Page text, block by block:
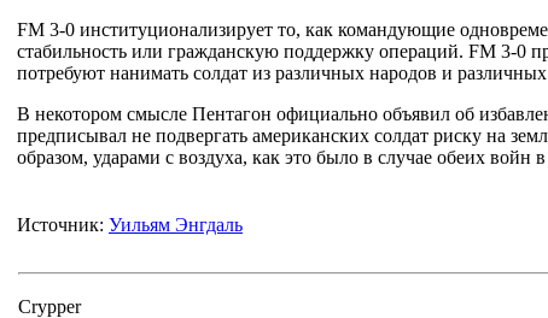
FM 3-0 институционализирует то, как командующие
стабильность или гражданскую поддержку операций. FM 3-0
потребуют нанимать солдат из различных народов и различных
В некотором смысле Пентагон официально объявил об
предписывал не подвергать американских солдат риску на
образом, ударами с воздуха, как это было в случае обеих войн
Источник: Уильям Энгдаль
Crypper